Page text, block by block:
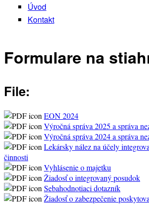
Main menu
Úvod
Kontakt
Formulare na
File:
EON 2024
Výročná správa 2025 a správa
Výročná správa 2024 a správa
Lekársky nález na účely
činnosti
Vyhlásenie o majetku
Žiadosť o integrovaný posudok
Sebahodnotiaci dotazník
Žiadosť o zabezpečenie